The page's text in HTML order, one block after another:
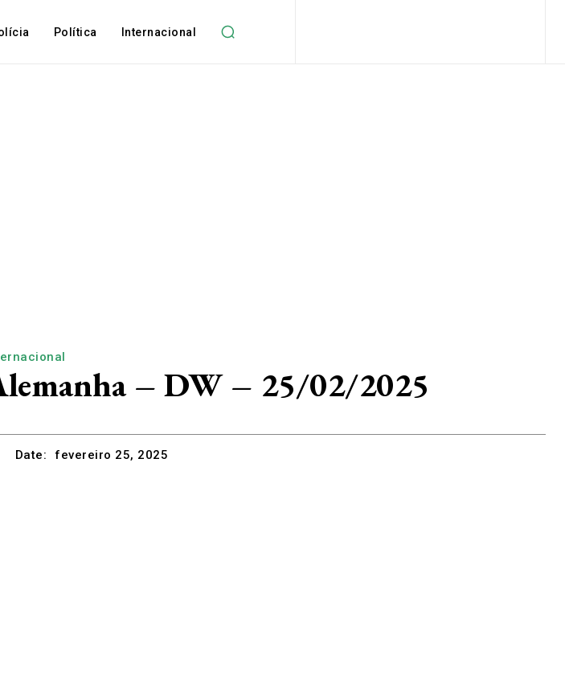
Política Internacional
– DW – 25/02/2025
Date: fevereiro 25, 2025